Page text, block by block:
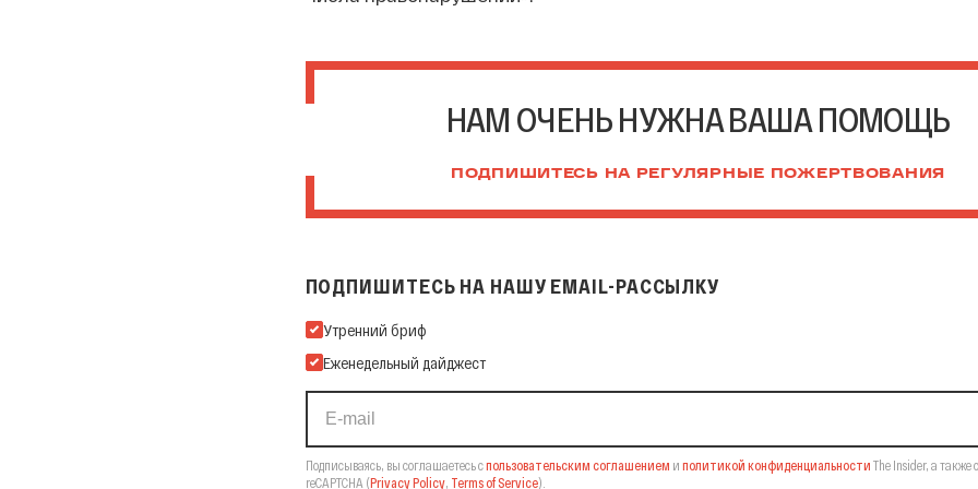
НАМ ОЧЕНЬ НУЖНА ВАША ПОМОЩЬ
ПОДПИШИТЕСЬ НА РЕГУЛЯРНЫЕ ПОЖЕРТВОВАНИЯ
ПОДПИШИТЕСЬ НА НАШУ EMAIL-РАССЫЛКУ
Подпишитесь на нашу Email-рассылку
Утренний бриф
Еженедельный дайджест
Подписываясь, вы соглашаетесь спользовательским соглашением и политикой конфиденциальности The Insider, а также
reCAPTCHA (Privacy Policy, Terms of Service).